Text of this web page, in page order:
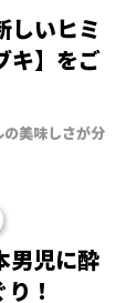
しいヒミ
キ】をご
美味しさが分
男児に酔
！